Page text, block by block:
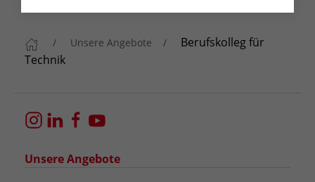
Unsere Angebote
Berufskolleg für
Technik
Unsere Angebote